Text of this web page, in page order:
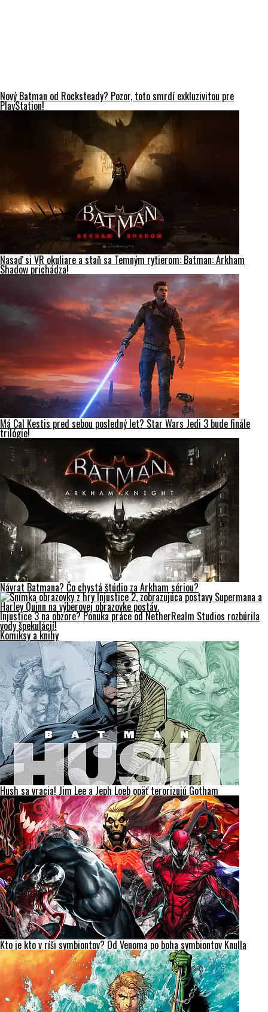
Nový Batman od Rocksteady? Pozor, toto smrdí exkluzivitou pre
PlayStation!
Nasaď si VR okuliare a staň sa Temným rytierom: Batman: Arkham
Shadow prichádza!
Má Cal Kestis pred sebou posledný let? Star Wars Jedi 3 bude finále
trilógie!
Návrat Batmana? Čo chystá štúdio za Arkham sériou?
Injustice 3 na obzore? Ponuka práce od NetherRealm Studios rozbúrila
vody špekulácií!
Komiksy a knihy
Hush sa vracia! Jim Lee a Jeph Loeb opäť terorizujú Gotham
Kto je kto v ríši symbiontov? Od Venoma po boha symbiontov Knulla